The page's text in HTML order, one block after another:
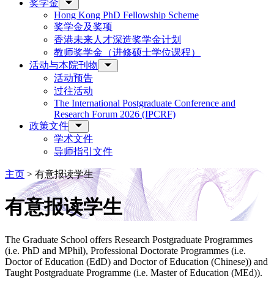
奖学金
Hong Kong PhD Fellowship Scheme
奖学金及奖项
香港未来人才深造奖学金计划
教师奖学金（进修硕士学位课程）
活动与本院刊物
活动预告
过往活动
The International Postgraduate Conference and
Research Forum 2026 (IPCRF)
政策文件
学术文件
导师指引文件
主页 > 有意报读学生
有意报读学生
The Graduate School offers Research Postgraduate Programmes
(i.e. PhD and MPhil), Professional Doctorate Programmes (i.e.
Doctor of Education (EdD) and Doctor of Education (Chinese)) and
Taught Postgraduate Programme (i.e. Master of Education (MEd)).